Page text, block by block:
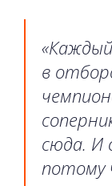
в
сюда. И
потому